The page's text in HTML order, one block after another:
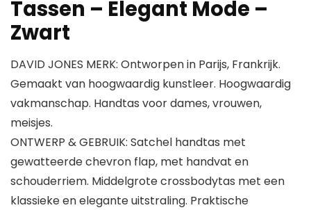
Tassen – Elegant Mode –
Zwart
DAVID JONES MERK: Ontworpen in Parijs, Frankrijk.
Gemaakt van hoogwaardig kunstleer. Hoogwaardig
vakmanschap. Handtas voor dames, vrouwen,
meisjes.
ONTWERP & GEBRUIK: Satchel handtas met
gewatteerde chevron flap, met handvat en
schouderriem. Middelgrote crossbodytas met een
klassieke en elegante uitstraling. Praktische